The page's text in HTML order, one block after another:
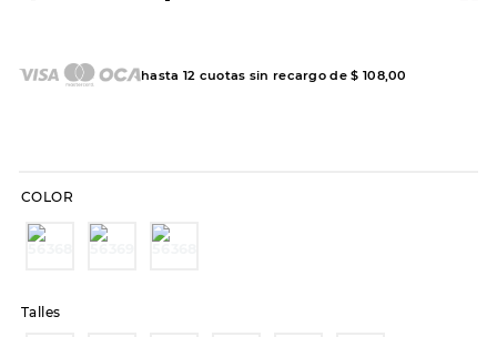
hasta 12 cuotas sin recargo de$ 108,00
COLOR
Talles
8.
hitec